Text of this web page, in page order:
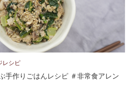
レシピ
手作りごはんレシピ ＃非常食アレン